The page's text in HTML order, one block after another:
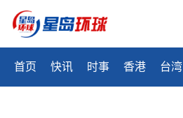
首页 快讯 时事 香港 台湾